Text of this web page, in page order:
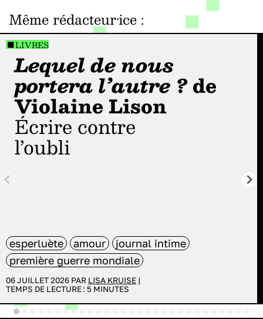
Même rédacteur·ice :
LIVRES
Lequel de nous
portera l’autre ?de
Violaine Lison
Écrire contre
l’oubli
esperluète amour
journal intime
première guerre mondiale
06 JUILLET 2026 PAR LISA KRUISE |
TEMPS DE LECTURE : 5 MINUTES